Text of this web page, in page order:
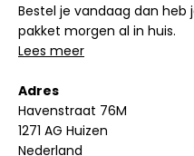
Bestel je vandaag dan heb
pakket morgen al in huis.
Lees meer
Adres
Havenstraat 76M
1271 AG Huizen
Nederland